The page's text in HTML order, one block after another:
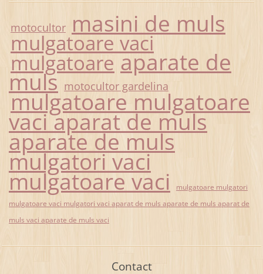
motocultor masini de muls
mulgatoare vaci
mulgatoare aparate de
muls motocultor gardelina
mulgatoare mulgatoare
vaci aparat de muls
aparate de muls
mulgatori vaci
mulgatoare vaci
mulgatoare mulgatori
mulgatoare vaci mulgatori vaci aparat de muls aparate de muls aparat de
muls vaci aparate de muls vaci
Contact